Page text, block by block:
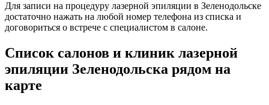
Для записи на процедуру лазерной эпиляции в Зеленодольске
достаточно нажать на любой номер телефона из списка и
договориться о встрече с специалистом в салоне.
Список салонов и клиник лазерной
эпиляции Зеленодольска рядом на
карте